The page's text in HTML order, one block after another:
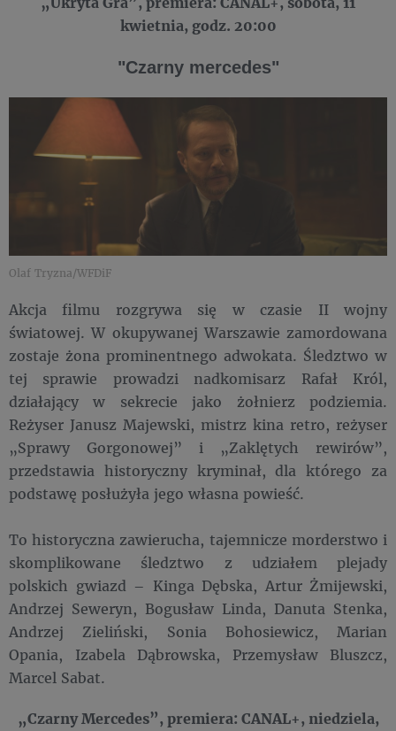
kwietnia, godz. 20:00
"Czarny mercedes"
Olaf Tryzna/WFDiF
Akcja filmu rozgrywa się w czasie II wojny
światowej. W okupywanej Warszawie zamordowana
zostaje żona prominentnego adwokata. Śledztwo w
tej sprawie prowadzi nadkomisarz Rafał Król,
działający w sekrecie jako żołnierz podziemia.
Reżyser Janusz Majewski, mistrz kina retro, reżyser
„Sprawy Gorgonowej” i „Zaklętych rewirów”,
przedstawia historyczny kryminał, dla którego za
podstawę posłużyła jego własna powieść.
To historyczna zawierucha, tajemnicze morderstwo i
skomplikowane śledztwo z udziałem plejady
polskich gwiazd – Kinga Dębska, Artur Żmijewski,
Andrzej Seweryn, Bogusław Linda, Danuta Stenka,
Andrzej Zieliński, Sonia Bohosiewicz, Marian
Opania, Izabela Dąbrowska, Przemysław Bluszcz,
Marcel Sabat.
„Czarny Mercedes”, premiera: CANAL+, niedziela,